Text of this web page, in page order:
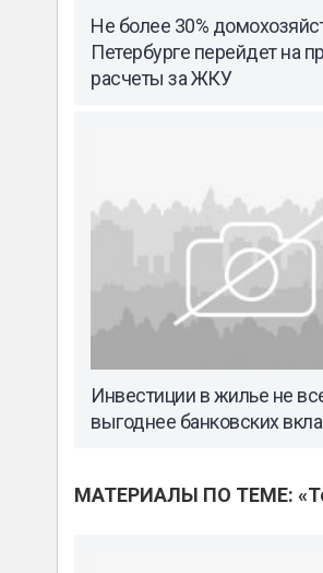
Не более 30%
Петербурге перейдет на
расчеты за ЖКУ
Инвестиции в жилье не
выгоднее банковских
МАТЕРИАЛЫ ПО ТЕМЕ: